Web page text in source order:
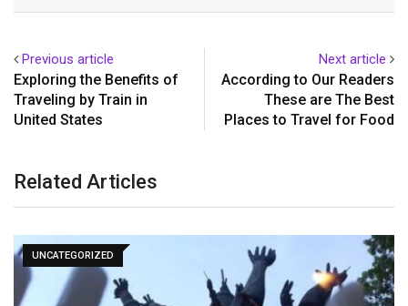
Previous article
Exploring the Benefits of
Traveling by Train in
United States
Next article
According to Our Readers
These are The Best
Places to Travel for Food
Related Articles
UNCATEGORIZED